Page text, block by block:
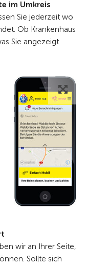
im Umkreis
Sie jederzeit wo
Ob Krankenhaus
Sie angezeigt
wir an Ihrer Seite,
Sollte sich